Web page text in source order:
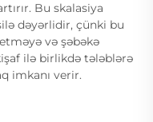
Bu skalasiya
dəyərlidir, çünki bu
və şəbəkə
ilə birlikdə tələblərə
imkanı verir.